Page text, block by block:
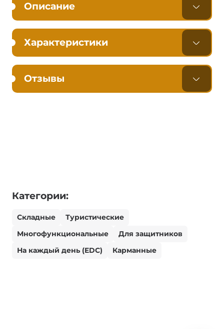
Описание
Характеристики
Отзывы
Категории:
Складные
Туристические
Многофункциональные
Для защитников
На каждый день (EDC)
Карманные